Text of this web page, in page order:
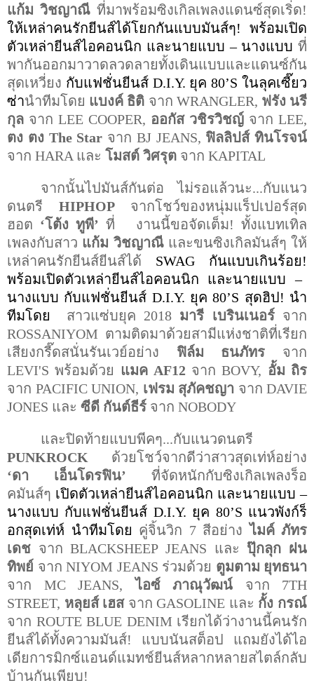
แก้ม วิชญาณี ที่มาพร้อมซิงเกิลเพลงแดนซ์สุดเริ่ด!
ให้เหล่าคนรักยีนส์ได้โยกกันแบบมันส์ๆ! พร้อมเปิด
ตัวเหล่ายีนส์ไอคอนนิก และนายแบบ– นางแบบ ที่
พากันออกมาวาดลวดลายทั้งเดินแบบและแดนซ์กัน
สุดเหวี่ยง กับแฟชั่นยีนส์ D.I.Y. ยุค80’Sในลุคเซี๊ยว
ซ่านำทีมโดย แบงค์ ธิติ จาก WRANGLER, ฟรัง นรี
กุล จาก LEE COOPER, ออกัส วชิรวิชญ์ จาก LEE,
ตง ตง The Star จาก BJ JEANS, ฟิลลิปส์ ทินโรจน์
จาก HARA และ โมสต์ วิศรุต จาก KAPITAL
จากนั้นไปมันส์กันต่อ ไม่รอแล้วนะ...กับแนว
ดนตรี HIPHOP จากโชว์ของหนุ่มแร็ปเปอร์สุด
ฮอต ‘โต้ง ทูพี’ ที่ งานนี้ขอจัดเต็ม! ทั้งแบทเทิล
เพลงกับสาว แก้ม วิชญาณีและขนซิงเกิลมันส์ๆ ให้
เหล่าคนรักยีนส์ยีนส์ได้ SWAG กันแบบเกินร้อย!
พร้อมเปิดตัวเหล่ายีนส์ไอคอนนิก และนายแบบ–
นางแบบ กับแฟชั่นยีนส์ D.I.Y. ยุค80’S สุดฮิป ! นำ
ทีมโดย
สาวแซ่บยุค 2018 มารี เบรินเนอร์ จาก
ROSSANIYOM ตามติดมาด้วยสามีแห่งชาติที่เรียก
เสียงกรี๊ดสนั่นรันเวย์อย่าง ฟิล์ม ธนภัทร จาก
LEVI'S พร้อมด้วย แมค AF12 จากBOVY, อั้ม ถิร
จาก PACIFIC UNION, เฟรม สุภัคชญา จาก DAVIE
JONES และ ซีดี กันต์ธีร์ จาก NOBODY
และปิดท้ายแบบพีคๆ...กับแนวดนตรี
PUNKROCK ด้วยโชว์จากดีว่าสาวสุดเท่ห์อย่าง
‘ดา เอ็นโดรฟิน’ ที่จัดหนักกับซิงเกิลเพลงร็อ
คมันส์ๆ เปิดตัวเหล่ายีนส์ไอคอนนิก และนายแบบ –
นางแบบ กับแฟชั่นยีนส์ D.I.Y. ยุค 80’S แนวพังก์ร็
อกสุดเท่ห์ นำทีมโดย คู่จิ้นวิก 7 สีอย่างไมค์ ภัทร
เดช จากBLACKSHEEP JEANS และ ปุ๊กลุก ฝน
ทิพย์ จาก NIYOM JEANS ร่วมด้วย ตูมตาม ยุทธนา
จาก MC JEANS,ไอซ์ ภาณุวัฒน์ จาก 7TH
STREET, หลุยส์ เฮสจากGASOLINE และ กั้ง กรณ์
จาก ROUTE BLUE DENIM เรียกได้ว่างานนี้คนรัก
ยีนส์ได้ทั้งความมันส์! แบบนันสต็อป แถมยังได้ไอ
เดียการมิกซ์แอนด์แมทช์ยีนส์หลากหลายสไตล์กลับ
บ้านกันเพียบ!